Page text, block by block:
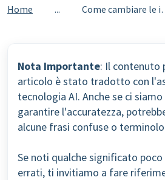
Home ... Come cambiare le impostazioni della lingua su AirDroid Bu...
Nota Importante: Il contenuto
articolo è stato tradotto con
tecnologia AI. Anche se ci
garantire l'accuratezza,
alcune frasi confuse o
Se noti qualche significato
errati, ti invitiamo a fare